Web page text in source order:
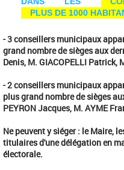
PLUS DE 1000
- 3 conseillers municipaux
grand nombre de sièges aux
Denis, M. GIACOPELLI Patrick,
- 2 conseillers municipaux
plus grand nombre de sièges
PEYRON Jacques, M. AYME
Ne peuvent y siéger : le Maire,
titulaires d'une délégation en
électorale.